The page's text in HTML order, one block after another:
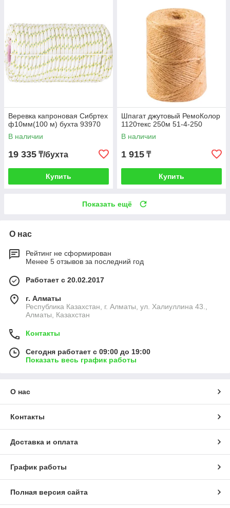
Веревка капроновая Сибртех
ф10мм(100 м) бухта 93970
В наличии
19 335 ₸/бухта
Купить
Шпагат джутовый РемоКолор
1120текс 250м 51-4-250
В наличии
1 915 ₸
Купить
Показать ещё
О нас
Рейтинг не сформирован
Менее 5 отзывов за последний год
Работает с 20.02.2017
г. Алматы
Республика Казахстан, г. Алматы, ул. Халиуллина 43.,
Алматы, Казахстан
Контакты
Сегодня работает с 09:00 до 19:00
Показать весь график работы
О нас
Контакты
Доставка и оплата
График работы
Полная версия сайта